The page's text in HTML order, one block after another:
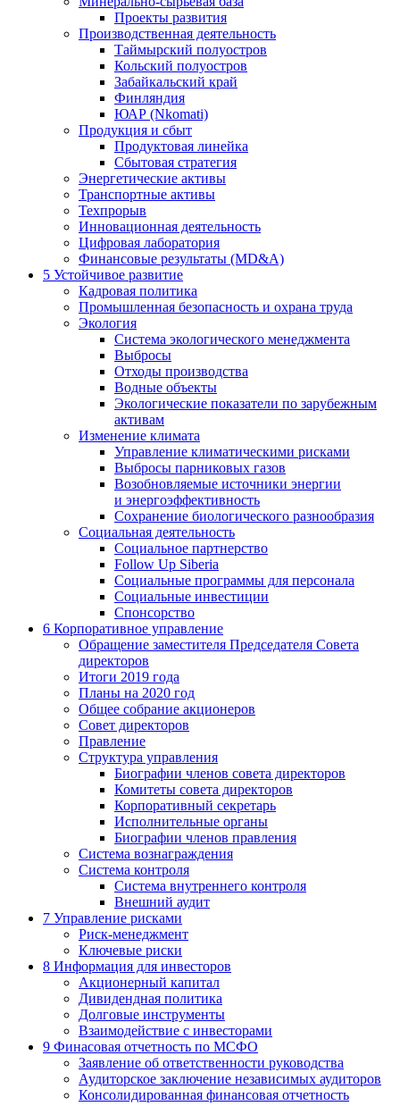
Проекты развития
Производственная деятельность
Таймырский полуостров
Кольский полуостров
Забайкальский край
Финляндия
ЮАР (Nkomati)
Продукция и сбыт
Продуктовая линейка
Сбытовая стратегия
Энергетические активы
Транспортные активы
Техпрорыв
Инновационная деятельность
Цифровая лаборатория
Финансовые результаты (MD&A)
5 Устойчивое развитие
Кадровая политика
Промышленная безопасность и охрана труда
Экология
Система экологического менеджмента
Выбросы
Отходы производства
Водные объекты
Экологические показатели по зарубежным
активам
Изменение климата
Управление климатическими рисками
Выбросы парниковых газов
Возобновляемые источники энергии
и энергоэффективность
Сохранение биологического разнообразия
Социальная деятельность
Социальное партнерство
Follow Up Siberia
Социальные программы для персонала
Социальные инвестиции
Спонсорство
6 Корпоративное управление
Обращение заместителя Председателя Совета
директоров
Итоги 2019 года
Планы на 2020 год
Общее собрание акционеров
Совет директоров
Правление
Структура управления
Биографии членов совета директоров
Комитеты совета директоров
Корпоративный секретарь
Исполнительные органы
Биографии членов правления
Система вознаграждения
Система контроля
Система внутреннего контроля
Внешний аудит
7 Управление рисками
Риск-менеджмент
Ключевые риски
8 Информация для инвесторов
Акционерный капитал
Дивидендная политика
Долговые инструменты
Взаимодействие с инвеcторами
9 Финасовая отчетность по МСФО
Заявление об ответственности руководства
Аудиторское заключение независимых аудиторов
Консолидированная финансовая отчетность